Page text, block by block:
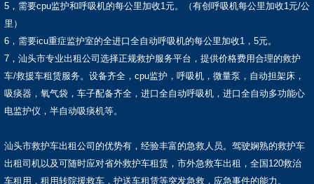
5，需要cpu监护和呼吸机的每公里加收1元。（有创呼吸机每公里加收1元/公
里）
6，需要icu重症监护室的全进口全自动呼吸机的每公里加收1，5元。
7，汕头市专业出租公司选择正规救护服务平台，提供价格费用合理的救护
车/救援车租赁服务。设备齐全，cpu监护，呼吸机，微量泵，自动担架床，
吸痰器，氧气袋，车子配备齐全，进口全自动呼吸机，进口全自动多功能心
电监护仪，半自动吸痰机等。
汕头市救护车出租公司的优势有，经验丰富的急救人员。驾驶娴熟的救护车
出租司机以及可随时应对省外救护车租赁，市外急救车出租，全国120救治
车租用，租用转院援救车，护送车租赁等突发急救，应急事件的能力。